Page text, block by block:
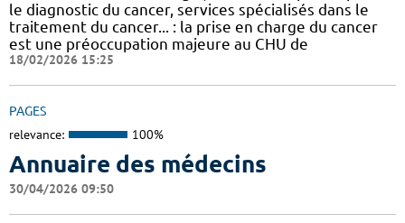
le diagnostic du cancer, services spécialisés dans le
traitement du cancer... : la prise en charge du cancer
est une préoccupation majeure au CHU de
18/02/2026 15:25
PAGES
relevance: 100%
Annuaire des médecins
30/04/2026 09:50